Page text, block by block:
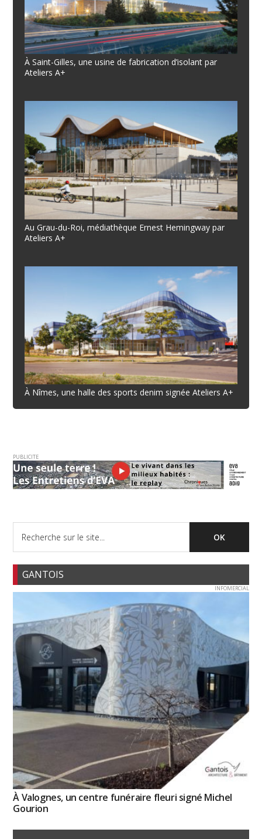
À Saint-Gilles, une usine de fabrication d’isolant par
Ateliers A+
Au Grau-du-Roi, médiathèque Ernest Hemingway par
Ateliers A+
À Nîmes, une halle des sports denim signée Ateliers A+
PUBLICITE
GANTOIS
INFOMERCIAL
À Valognes, un centre funéraire fleuri signé Michel
Gourion